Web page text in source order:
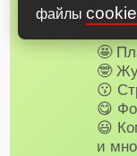
файлы cookie
✅
🤩
🤓
😗
😋
😃
и